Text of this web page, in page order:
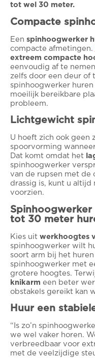
tot wel 30 meter.
Compacte
Een spinhoogwerker
compacte afmetingen.
extreem compacte
eenvoudig af te
zelfs door een deur of
spinhoogwerker
moeilijk bereikbare
probleem.
Lichtgewicht
U hoeft zich ook geen
spoorvorming
Dat komt omdat het
spinhoogwerker
van de rupsen met de
drassig is, kunt u
voorzien.
Spinhoogwerker
tot 30 meter
Kies uit werkhoogtes
spinhoogwerker wilt
soort arm bij het
spinhoogwerker met
grotere hoogtes.
knikarm een beter
obstakels gereikt kan
Huur een
“Is zo’n
we wel vaker horen.
verbreedbaar voor
met de veelzijdige